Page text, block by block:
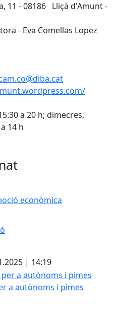
11 - 08186 Lliçà d'Amunt -
- Eva Comellas Lopez
a 20 h; dimecres,
14 h
econòmica
| 14:19
a autònoms i pimes
a autònoms i pimes